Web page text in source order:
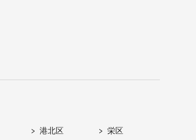
港北区 栄区